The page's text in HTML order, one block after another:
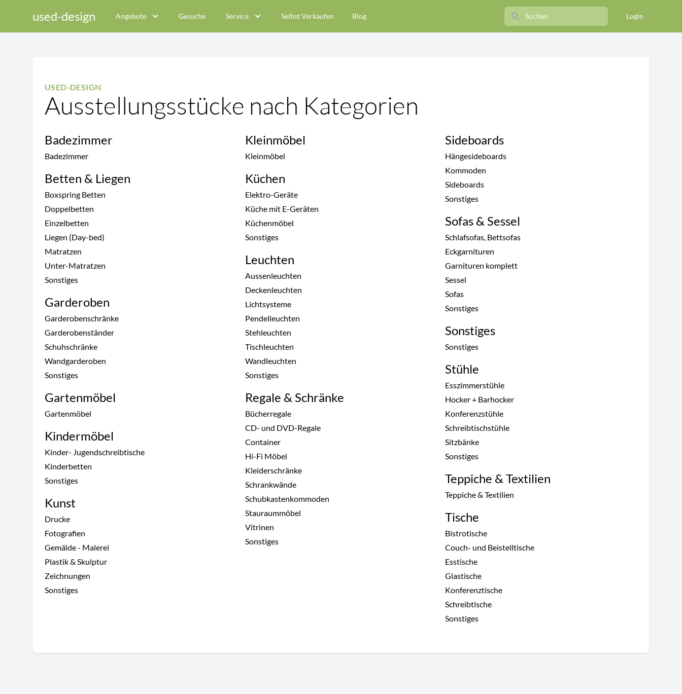
used-design Angebote Gesuche Service Selbst Verkaufen Blog Search Login
USED-DESIGN
Ausstellungsstücke nach Kategorien
Badezimmer
Badezimmer
Betten & Liegen
Boxspring Betten
Doppelbetten
Einzelbetten
Liegen (Day-bed)
Matratzen
Unter-Matratzen
Sonstiges
Garderoben
Garderobenschränke
Garderobenständer
Schuhschränke
Wandgarderoben
Sonstiges
Gartenmöbel
Gartenmöbel
Kindermöbel
Kinder- Jugendschreibtische
Kinderbetten
Sonstiges
Kunst
Drucke
Fotografien
Gemälde - Malerei
Plastik & Skulptur
Zeichnungen
Sonstiges
Kleinmöbel
Kleinmöbel
Küchen
Elektro-Geräte
Küche mit E-Geräten
Küchenmöbel
Sonstiges
Leuchten
Aussenleuchten
Deckenleuchten
Lichtsysteme
Pendelleuchten
Stehleuchten
Tischleuchten
Wandleuchten
Sonstiges
Regale & Schränke
Bücherregale
CD- und DVD-Regale
Container
Hi-Fi Möbel
Kleiderschränke
Schrankwände
Schubkastenkommoden
Stauraummöbel
Vitrinen
Sonstiges
Sideboards
Hängesideboards
Kommoden
Sideboards
Sonstiges
Sofas & Sessel
Schlafsofas, Bettsofas
Eckgarnituren
Garnituren komplett
Sessel
Sofas
Sonstiges
Sonstiges
Sonstiges
Stühle
Esszimmerstühle
Hocker + Barhocker
Konferenzstühle
Schreibtischstühle
Sitzbänke
Sonstiges
Teppiche & Textilien
Teppiche & Textilien
Tische
Bistrotische
Couch- und Beistelltische
Esstische
Glastische
Konferenztische
Schreibtische
Sonstiges